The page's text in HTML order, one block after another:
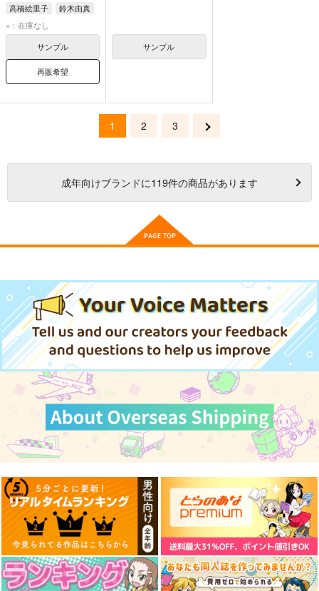
高橋絵里子
鈴木由真
香田あかり
×：在庫なし
サンプル
再販希望
サンプル
1 2 3
成年向けブランドに119件の商品があります